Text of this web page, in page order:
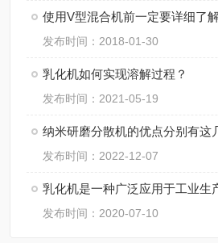
使用V型混合机前一定要详细了
发布时间：2018-01-30
乳化机如何实现溶解过程？
发布时间：2021-05-19
纳米研磨分散机的优点分别有这
发布时间：2022-12-07
乳化机是一种广泛应用于工业生
发布时间：2020-07-10